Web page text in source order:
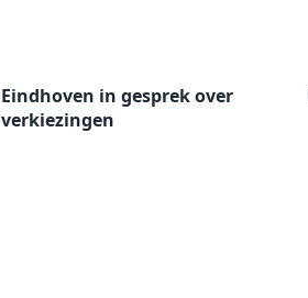
Eindhoven in gesprek over
verkiezingen